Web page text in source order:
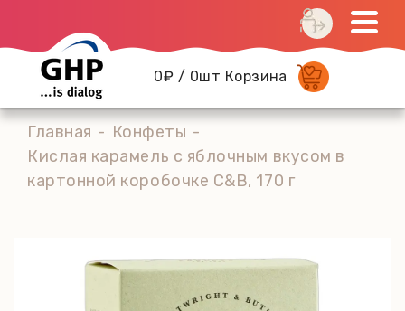
0₽ / 0шт Корзина
Главная
Конфеты
Кислая карамель с яблочным вкусом в
картонной коробочке C&B, 170 г